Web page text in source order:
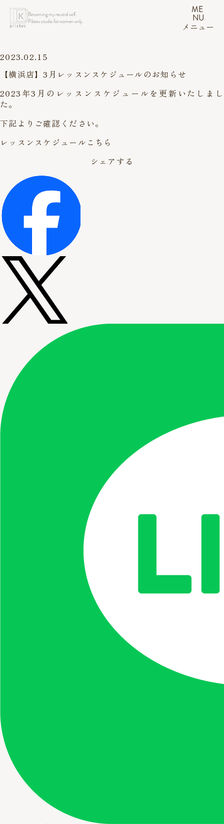
Becoming my neutral self.
Pilates studio for women only.
ME
NU
メニュー
2023.02.15
【横浜店】3月レッスンスケジュールのお知らせ
2023年3月のレッスンスケジュールを更新いたしまし
た。
下記よりご確認ください。
レッスンスケジュール こちら
シェアする